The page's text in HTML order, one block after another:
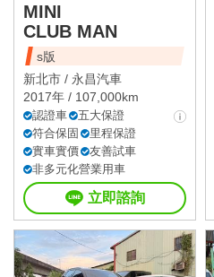
MINI
CLUB MAN
s版
新北市 / 永昌汽車
2017年 / 107,000km
認證車
五大保證
符合保固
里程保證
實車實價
友善試車
非多元化營業用車
立即諮詢